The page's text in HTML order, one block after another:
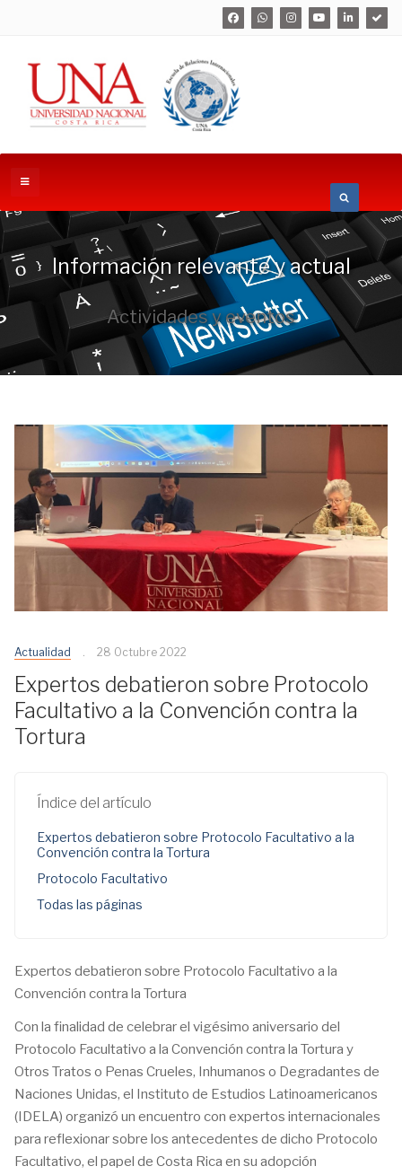
Información relevante y actual
Actividades y eventos
Actualidad 28 Octubre 2022
Expertos debatieron sobre Protocolo
Facultativo a la Convención contra la
Tortura
Índice del artículo
Expertos debatieron sobre Protocolo Facultativo a la
Convención contra la Tortura
Protocolo Facultativo
Todas las páginas
Expertos debatieron sobre Protocolo Facultativo a la
Convención contra la Tortura
Con la finalidad de celebrar el vigésimo aniversario del
Protocolo Facultativo a la Convención contra la Tortura y
Otros Tratos o Penas Crueles, Inhumanos o Degradantes de
Naciones Unidas, el Instituto de Estudios Latinoamericanos
(IDELA) organizó un encuentro con expertos internacionales
para reflexionar sobre los antecedentes de dicho Protocolo
Facultativo, el papel de Costa Rica en su adopción